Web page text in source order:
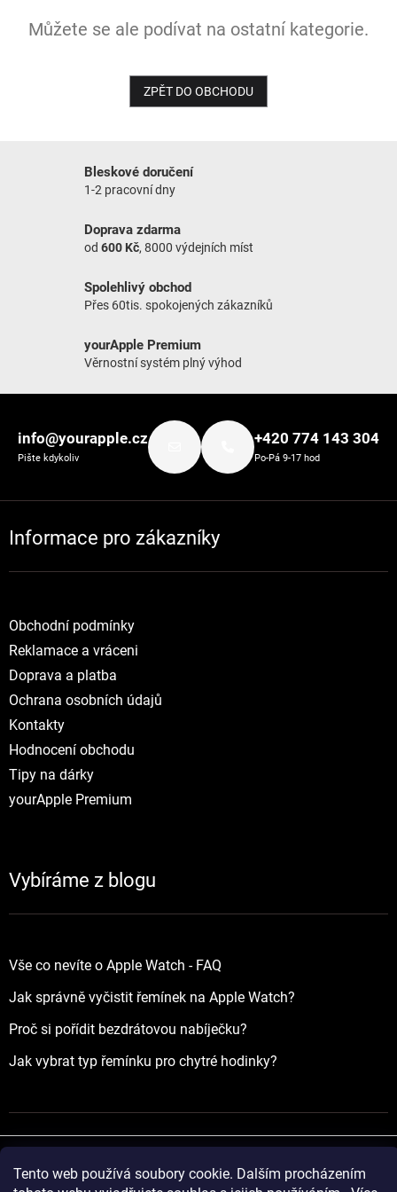
Tento web používá soubory cookie. Dalším procházením
NOVINKY
Můžete se ale podívat na ostatní kategorie.
ZPĚT DO OBCHODU
Bleskové doručení
1-2 pracovní dny
Doprava zdarma
od 600 Kč, 8000 výdejních míst
Spolehlivý obchod
Přes 60tis. spokojených zákazníků
yourApple Premium
Věrnostní systém plný výhod
info@yourapple.cz
Pište kdykoliv
+420 774 143 304
Po-Pá 9-17 hod
Informace pro zákazníky
Obchodní podmínky
Reklamace a vráceni
Doprava a platba
Ochrana osobních údajů
Kontakty
Hodnocení obchodu
Tipy na dárky
yourApple Premium
Vybíráme z blogu
Vše co nevíte o Apple Watch - FAQ
Jak správně vyčistit řemínek na Apple Watch?
Proč si pořídit bezdrátovou nabíječku?
Jak vybrat typ řemínku pro chytré hodinky?
Vytvořil Shoptet